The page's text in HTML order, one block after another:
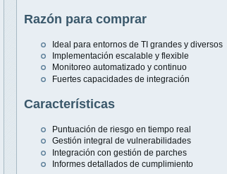
Razón para comprar
Ideal para entornos de TI grandes y diversos
Implementación escalable y flexible
Monitoreo automatizado y continuo
Fuertes capacidades de integración
Características
Puntuación de riesgo en tiempo real
Gestión integral de vulnerabilidades
Integración con gestión de parches
Informes detallados de cumplimiento